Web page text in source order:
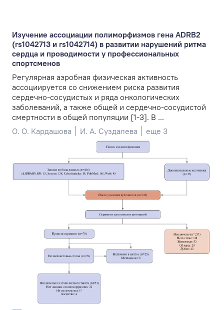
Изучение ассоциации полиморфизмов гена ADRB2
(rs1042713 и rs1042714) в развитии нарушений ритма
сердца и проводимости у профессиональных
спортсменов
Регулярная аэробная физическая активность
ассоциируется со снижением риска развития
сердечно-сосудистых и ряда онкологических
заболеваний, а также общей и сердечно-сосудистой
смертности в общей популяции [1-3]. В ...
О. О. Кардашова
И. А. Суздалева еще 3